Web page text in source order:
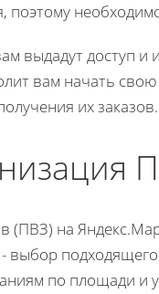
выдадут доступ и
вам начать
их заказов.
(ПВЗ) на
выбор
по площади и